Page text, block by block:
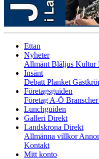
Ettan
Nyheter
Allmänt Blåljus Kultur
Insänt
Debatt Planket
Företagsguiden
Företag A-Ö Branscher
Lunchguiden
Galleri Direkt
Landskrona Direkt
Allmänna villkor
Kontakt
Mitt konto